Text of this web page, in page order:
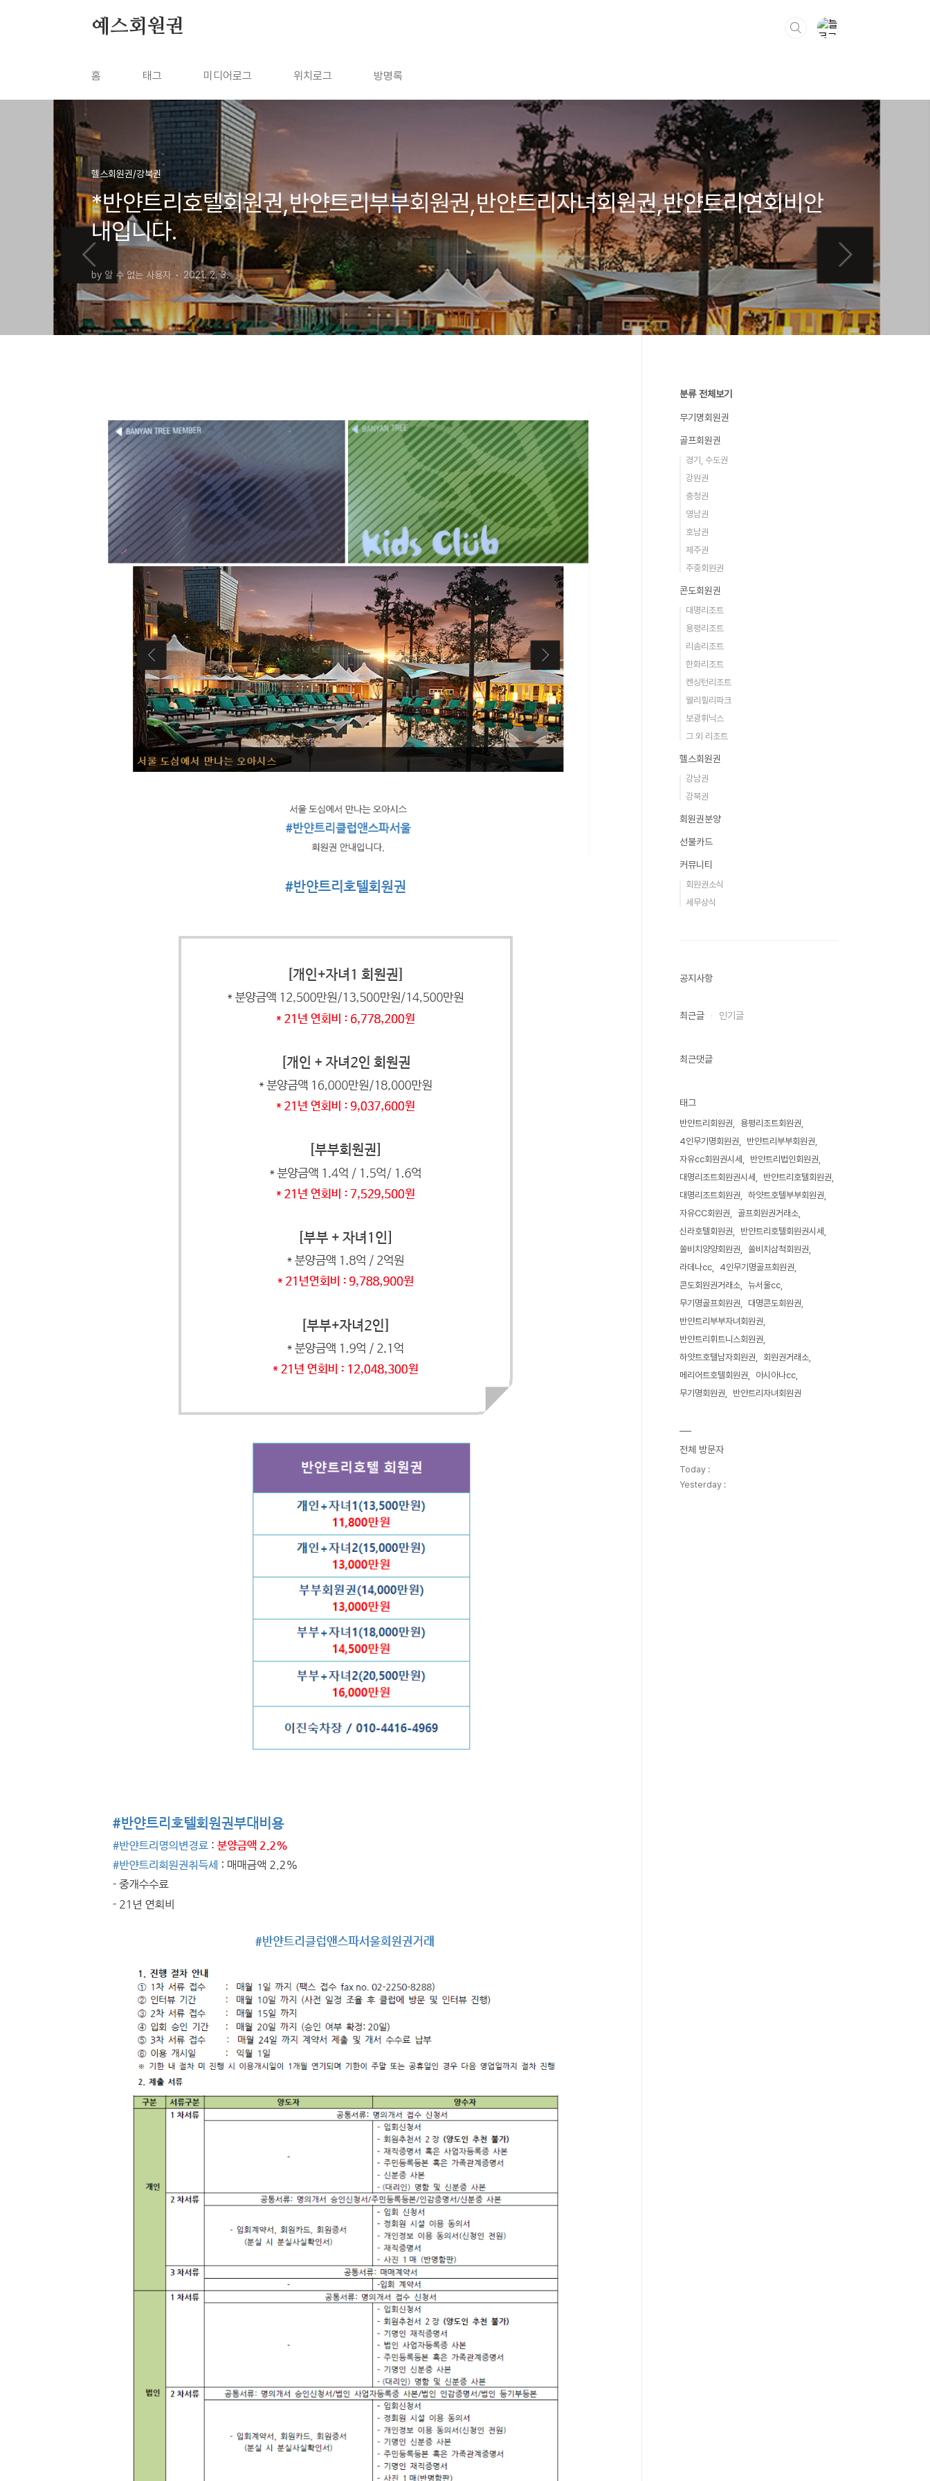
예스회원권
홈 태그 미디어로그 위치로그 방명록
헬스회원권/강북권
*반얀트리호텔회원권,반얀트리부부회원권,반얀트리자녀회원권,반얀트리연회비안
내입니다.
by 알 수 없는 사용자 2021. 2. 3.
분류 전체보기
무기명회원권
골프회원권
경기, 수도권
강원권
충청권
영남권
호남권
제주권
주중회원권
콘도회원권
대명리조트
용평리조트
리솜리조트
한화리조트
켄싱턴리조트
웰리힐리파크
보광휘닉스
그 외 리조트
헬스회원권
강남권
강북권
회원권분양
선불카드
커뮤니티
회원권소식
세무상식
공지사항
최근글 인기글
최근댓글
태그
반얀트리회원권
용평리조트회원권
4인무기명회원권
반얀트리부부회원권
자유cc회원권시세
반얀트리법인회원권
대명리조트회원권시세
반얀트리호텔회원권
대명리조트회원권
하얏트호텔부부회원권
자유CC회원권
골프회원권거래소
신라호텔회원권
반얀트리호텔회원권시세
쏠비치양양회원권
쏠비치삼척회원권
라데나cc
4인무기명골프회원권
콘도회원권거래소
뉴서울cc
무기명골프회원권
대명콘도회원권
반얀트리부부자녀회원권
반얀트리휘트니스회원권
하얏트호텔남자회원권
회원권거래소
메리어트호텔회원권
아시아나cc
무기명회원권
반얀트리자녀회원권
전체 방문자
Today :
Yesterday :